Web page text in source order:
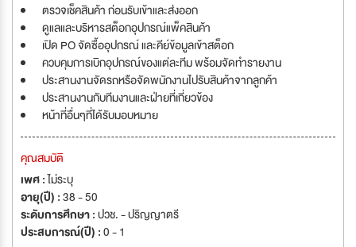
ตรวจเช็คสินค้า ก่อนรับเข้าและส่งออก
ดูแลและบริหารสต็อกอุปกรณ์แพ็คสินค้า
เปิด PO จัดซื้ออุปกรณ์ และคีย์ข้อมูลเข้าสต็อก
ควบคุมการเบิกอุปกรณ์ของแต่ละทีม พร้อมจัดทำรายงาน
ประสานงานจัดรถหรือจัดพนักงานไปรับสินค้าจากลูกค้า
ประสานงานกับทีมงานและฝ่ายที่เกี่ยวข้อง
หน้าที่อื่นๆที่ได้รับมอบหมาย
คุณสมบัติ
เพศ :ไม่ระบุ
อายุ(ปี) :38 - 50
ระดับการศึกษา :ปวช. - ปริญญาตรี
ประสบการณ์(ปี) :0 - 1